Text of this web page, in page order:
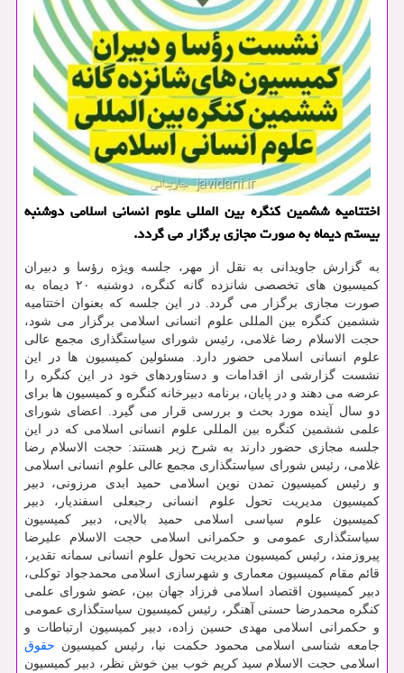
اختتامیه ششمین کنگره بین المللی علوم انسانی اسلامی دوشنبه
بیستم دیماه به صورت مجازی برگزار می گردد.
به گزارش جاویدانی به نقل از مهر، جلسه ویژه رؤسا و دبیران
کمیسیون های تخصصی شانزده گانه کنگره، دوشنبه ۲۰ دیماه به
صورت مجازی برگزار می گردد. در این جلسه که بعنوان اختتامیه
ششمین کنگره بین المللی علوم انسانی اسلامی برگزار می شود،
حجت الاسلام رضا غلامی، رئیس شورای سیاستگذاری مجمع عالی
علوم انسانی اسلامی حضور دارد. مسئولین کمیسیون ها در این
نشست گزارشی از اقدامات و دستاوردهای خود در این کنگره را
عرضه می دهند و در پایان، برنامه دبیرخانه کنگره و کمیسیون ها برای
دو سال آینده مورد بحث و بررسی قرار می گیرد. اعضای شورای
علمی ششمین کنگره بین المللی علوم انسانی اسلامی که در این
جلسه مجازی حضور دارند به شرح زیر هستند: حجت الاسلام رضا
غلامی، رئیس شورای سیاستگذاری مجمع عالی علوم انسانی اسلامی
و رئیس کمیسیون تمدن نوین اسلامی حمید ابدی مرزونی، دبیر
کمیسیون مدیریت تحول علوم انسانی رجبعلی اسفندیار، دبیر
کمیسیون علوم سیاسی اسلامی حمید بالایی، دبیر کمیسیون
سیاستگذاری عمومی و حکمرانی اسلامی حجت الاسلام علیرضا
پیروزمند، رئیس کمیسیون مدیریت تحول علوم انسانی سمانه تقدیر،
قائم مقام کمیسیون معماری و شهرسازی اسلامی محمدجواد توکلی،
دبیر کمیسیون اقتصاد اسلامی فرزاد جهان بین، عضو شورای علمی
کنگره محمدرضا حسنی آهنگر، رئیس کمیسیون سیاستگذاری عمومی
و حکمرانی اسلامی مهدی حسین زاده، دبیر کمیسیون ارتباطات و
جامعه شناسی اسلامی محمود حکمت نیا، رئیس کمیسیون حقوق
اسلامی حجت الاسلام سید کریم خوب بین خوش نظر، دبیر کمیسیون